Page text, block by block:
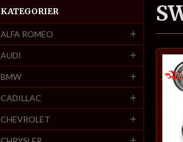
KATEGORIER
ALFA ROMEO
AUDI
BMW
CADILLAC
CHEVROLET